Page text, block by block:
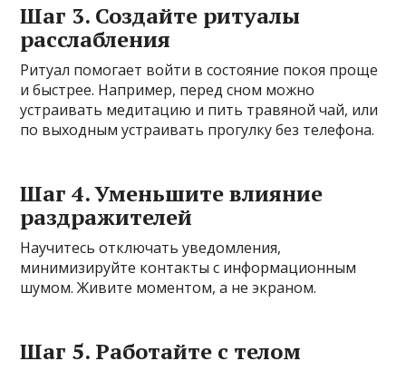
Шаг 3. Создайте ритуалы
расслабления
Ритуал помогает войти в состояние покоя проще
и быстрее. Например, перед сном можно
устраивать медитацию и пить травяной чай, или
по выходным устраивать прогулку без телефона.
Шаг 4. Уменьшите влияние
раздражителей
Научитесь отключать уведомления,
минимизируйте контакты с информационным
шумом. Живите моментом, а не экраном.
Шаг 5. Работайте с телом